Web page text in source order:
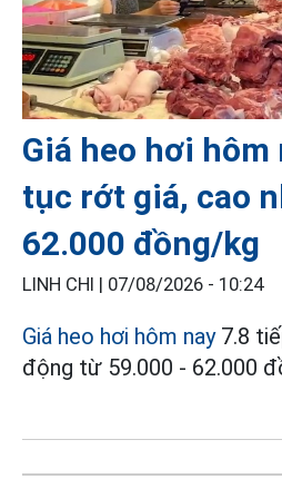
Giá heo hơi hôm
tục rớt giá, cao
62.000 đồng/kg
LINH CHI | 07/08/2026 - 10:24
Giá heo hơi hôm nay7.8
động từ 59.000 - 62.000